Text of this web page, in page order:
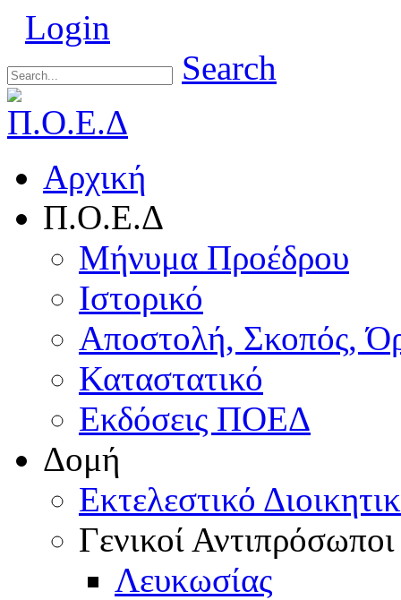
Login
Search
Αρχική
Π.Ο.Ε.Δ
Μήνυμα Προέδρου
Ιστορικό
Αποστολή, Σκοπός,
Καταστατικό
Εκδόσεις ΠΟΕΔ
Δομή
Εκτελεστικό
Γενικοί Αντιπρόσωποι
Λευκωσίας